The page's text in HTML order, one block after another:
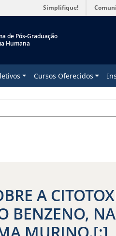
Simplifique!
de Pós-Graduação
Humana
Cursos Oferecidos
A
BENZENO,